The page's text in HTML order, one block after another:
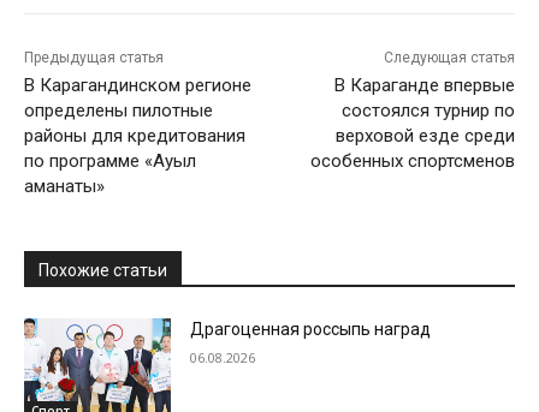
Предыдущая статья
В Карагандинском регионе
определены пилотные
районы для кредитования
по программе «Ауыл
аманаты»
Следующая статья
В Караганде впервые
состоялся турнир по
верховой езде среди
особенных спортсменов
Похожие статьи
Драгоценная россыпь наград
06.08.2026